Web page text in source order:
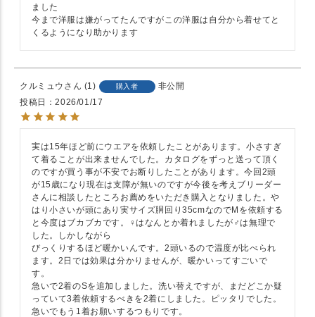
ました
今まで洋服は嫌がってたんですがこの洋服は自分から着せてと
くるようになり助かります
クルミュウ 1 購入者
非公開
投稿日
2026/01/17
実は15年ほど前にウエアを依頼したことがあります。小さすぎ
て着ることが出来ませんでした。カタログをずっと送って頂く
のですが買う事が不安でお断りしたことがあります。今回2頭
が15歳になり現在は支障が無いのですが今後を考えブリーダー
さんに相談したところお薦めをいただき購入となりました。や
はり小さいが頭にあり実サイズ胴回り35cmなのでMを依頼する
と今度はブカブカです。♀はなんとか着れましたが♂は無理で
した。しかしながら
びっくりするほど暖かいんです。2頭いるので温度が比べられ
ます。2日では効果は分かりませんが、暖かいってすごいで
す。
急いで2着のSを追加しました。洗い替えですが、まだどこか疑
っていて3着依頼するべきを2着にしました。ピッタリでした。
急いでもう1着お願いするつもりです。